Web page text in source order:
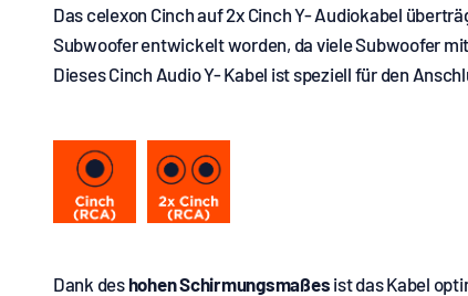
Das celexon Cinch auf 2x Cinch Y- Audiokabel
Subwoofer entwickelt worden, da viele Subwoofer
Dieses Cinch Audio Y- Kabel ist speziell für den
Dank deshohen Schirmungsmaßes ist das Kabel